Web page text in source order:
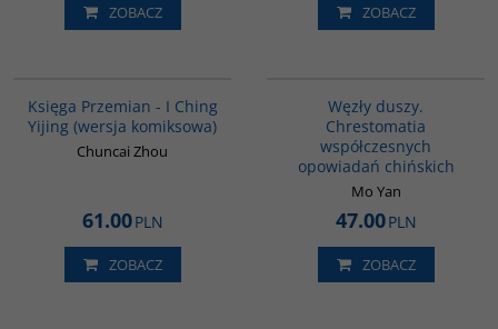
ZOBACZ ZOBACZ
Księga Przemian - I Ching
Yijing (wersja komiksowa)
Chuncai Zhou
61.00PLN
ZOBACZ
Węzły duszy.
Chrestomatia
współczesnych
opowiadań chińskich
Mo Yan
47.00PLN
ZOBACZ